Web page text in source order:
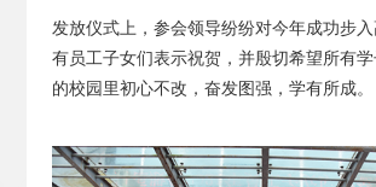
发放仪式上，参会领导纷纷对今年成功步
有员工子女们表示祝贺，并殷切希望所有
的校园里初心不改，奋发图强，学有所成。